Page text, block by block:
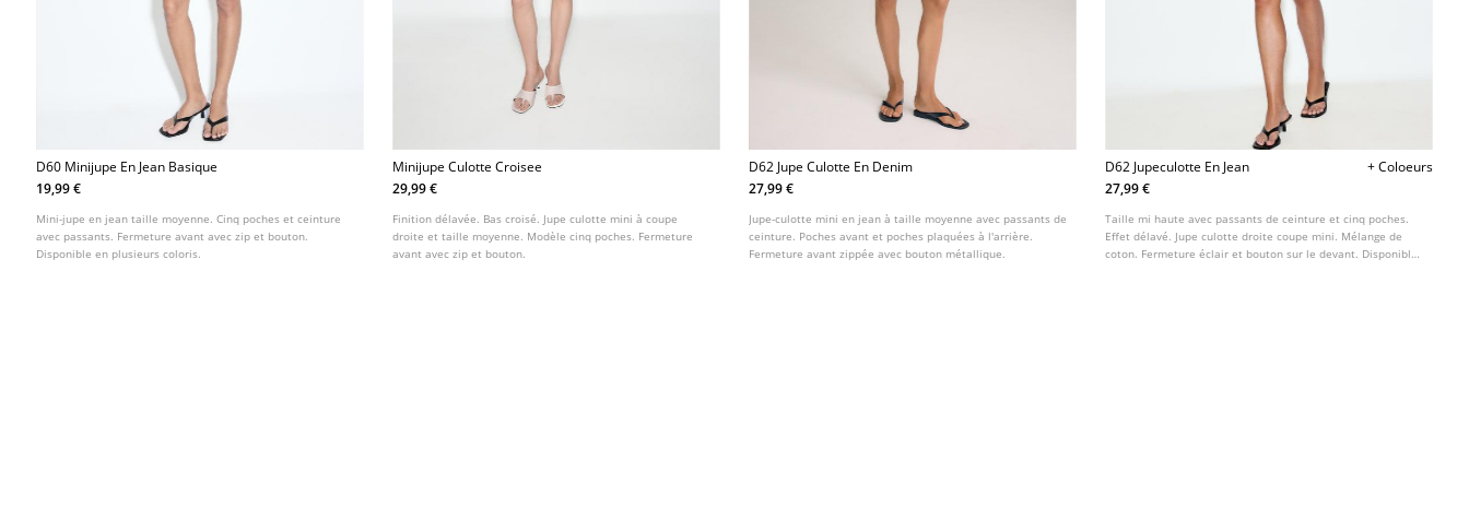
D60 Minijupe En Jean Basique
19,99 €
Mini-jupe en jean taille moyenne. Cinq poches et ceinture
avec passants. Fermeture avant avec zip et bouton.
Disponible en plusieurs coloris.
Minijupe Culotte Croisee
29,99 €
Finition délavée. Bas croisé. Jupe culotte mini à coupe
droite et taille moyenne. Modèle cinq poches. Fermeture
avant avec zip et bouton.
D62 Jupe Culotte En Denim
27,99 €
Jupe-culotte mini en jean à taille moyenne avec passants de
ceinture. Poches avant et poches plaquées à l'arrière.
Fermeture avant zippée avec bouton métallique.
D62 Jupeculotte En Jean
+ Coloeurs
27,99 €
Taille mi haute avec passants de ceinture et cinq poches.
Effet délavé. Jupe culotte droite coupe mini. Mélange de
coton. Fermeture éclair et bouton sur le devant. Disponible